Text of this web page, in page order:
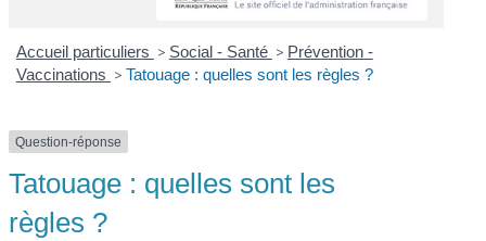
Accueil particuliers > Social - Santé > Prévention -
Vaccinations > Tatouage : quelles sont les règles ?
Question-réponse
Tatouage : quelles sont les
règles ?